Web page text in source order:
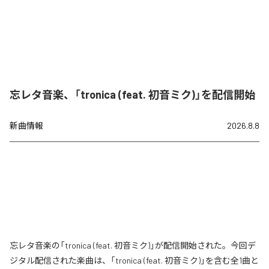
忘レタ音楽、「tronica (feat. 初音ミク)」を配信開始
新曲情報 2026.8.8
忘レタ音楽の「tronica (feat. 初音ミク)」が配信開始された。今回デ
ジタル配信された楽曲は、「tronica (feat. 初音ミク)」を含む全1曲と